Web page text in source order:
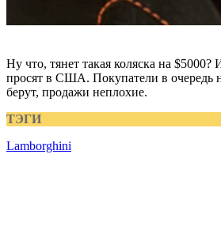
Ну что, тянет такая коляска на $5000?
просят в США. Покупатели в очередь
берут, продажи неплохие.
ТЭГИ
Lamborghini